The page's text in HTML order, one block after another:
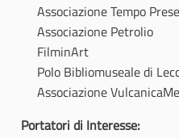
Associazione Tempo
Associazione Petrolio
FilminArt
Polo Bibliomuseale di
Associazione
Portatori di Interesse: